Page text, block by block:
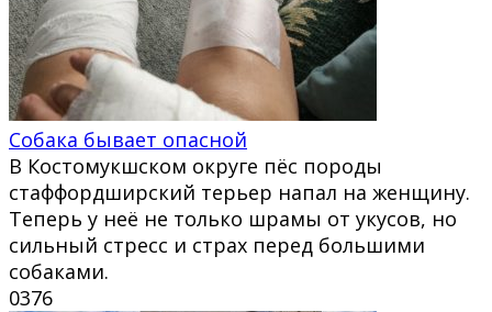
Собака бывает опасной
В Костомукшском округе пёс породы
стаффордширский терьер напал на женщину.
Теперь у неё не только шрамы от укусов, но
сильный стресс и страх перед большими
собаками.
0376